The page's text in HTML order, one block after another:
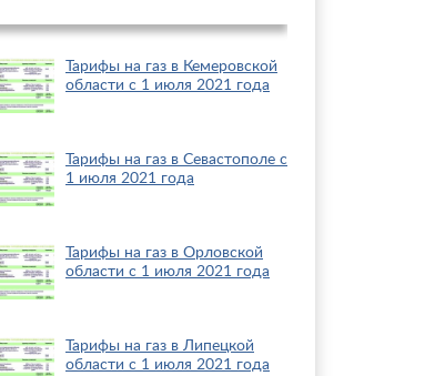
Тарифы на газ в Кемеровской
области с 1 июля 2021 года
Тарифы на газ в Севастополе с
1 июля 2021 года
Тарифы на газ в Орловской
области с 1 июля 2021 года
Тарифы на газ в Липецкой
области с 1 июля 2021 года